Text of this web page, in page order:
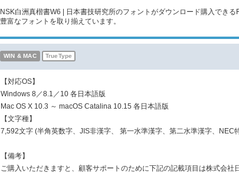
NSK白洲真楷書W6 | 日本書技研究所のフォントがダウンロード購入でき
豊富なフォントを取り揃えています。
WIN & MAC TrueType
【対応OS】
Windows 8／8.1／10 各日本語版
Mac OS X 10.3 ～ macOS Catalina 10.15 各日本語版
【文字種】
7,592文字 (半角英数字、JIS非漢字、 第一水準漢字、第二水準漢字、NEC
【備考】
ご購入いただきますと、顧客サポートのために下記の記載項目は株式会社